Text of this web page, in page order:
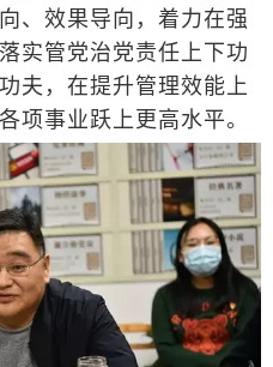
、效果导向，着力在强
实管党治党责任上下功
夫，在提升管理效能上
项事业跃上更高水平。